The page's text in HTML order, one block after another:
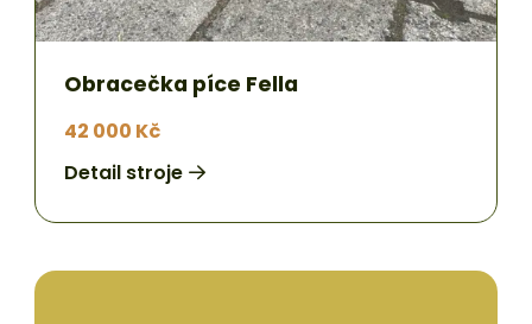
Obracečka píce Fella
42 000 Kč
Detail stroje